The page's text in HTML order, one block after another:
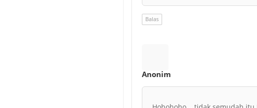
Balas
Anonim